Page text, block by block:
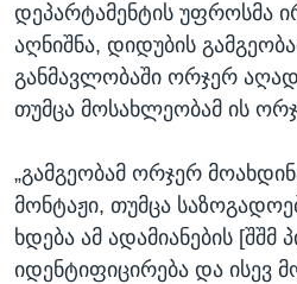
დეპარტამენტის უფროსმა
აღნიშნა, დიდუბის
განმავლობაში ორჯერ
თუმცა მოსახლეობამ ის
„გამგეობამ ორჯერ
მონტაჟი, თუმცა
ხდება ამ ადამიანების [შშმ
იდენტიფიცირება და ისევ